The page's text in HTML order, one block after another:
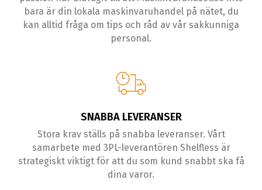
bara är din lokala maskinvaruhandel på nätet, du
kan alltid fråga om tips och råd av vår sakkunniga
personal.
SNABBA LEVERANSER
Stora krav ställs på snabba leveranser. Vårt
samarbete med 3PL-leverantören Shelfless är
strategiskt viktigt för att du som kund snabbt ska få
dina varor.